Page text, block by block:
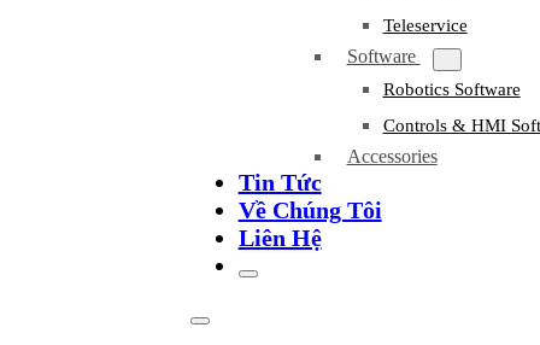
Teleservice
Software
Robotics Software
Controls & HMI
Accessories
Tin Tức
Về Chúng Tôi
Liên Hệ